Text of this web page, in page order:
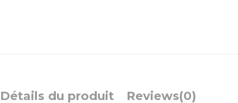
Détails du produit Reviews(0)